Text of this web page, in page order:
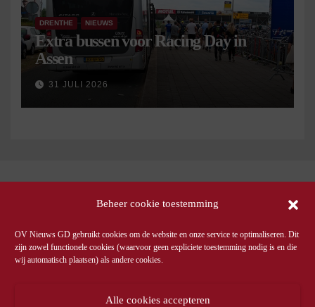
Beheer cookie toestemming
OV Nieuws GD gebruikt cookies om de website en onze service te optimaliseren. Dit
zijn zowel functionele cookies (waarvoor geen expliciete toestemming nodig is en die
wij automatisch plaatsen) als andere cookies.
Alle cookies accepteren
DRENTHE NIEUWS
Extra bussen voor Racing Day in
Assen
31 JULI 2026